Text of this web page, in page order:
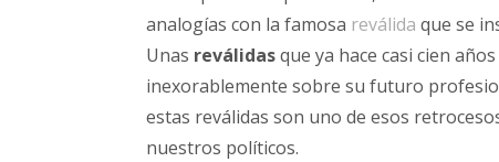
analogías con la famosa reválida que se
Unas reválidasque ya hace casi cien
inexorablemente sobre su futuro
estas reválidas son uno de esos
nuestros políticos.